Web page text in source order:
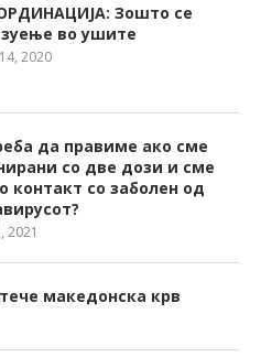
Зошто се
зуење во ушите
2020
да правиме ако сме
со две дози и сме
контакт со заболен од
2021
македонска крв